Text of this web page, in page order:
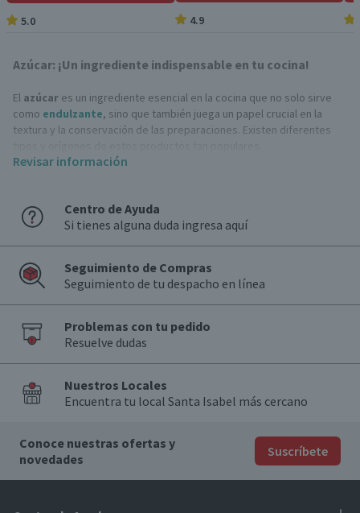
5.0 4.9
Azúcar: ¡Un ingrediente indispensable en tu cocina!
El azúcar es un ingrediente esencial en la cocina que no solo sirve
como endulzante, sino que también juega un papel crucial en la
textura y la conservación de las preparaciones. Existen diferentes
de azúcar o de la remolacha azucarera. Su textura fina permite una
disolución rápida y uniforme.
Morena: Tiene un color café debido a la presencia de melaza. Aporta
excelente para preparargalletas, pasteles y salsas.
Azúcar flor: Se utiliza principalmente para glaseado, coberturas y
decoraciones. Su textura ultra fina permite que se disuelva
completamente, creando una superficie suave y brillante en tortas y
dulces.
o la sucralosa.
: Utiliza
blanca para preparar tartas,
galletas y brownies. Su capacidad para disolverse fácilmente
garantiza una textura suave y un sabor equilibrado en tus dulces.
Bebidas endulzadas: Añadeazúcarblanca o morena a tus bebidas
Revisar información
Centro de Ayuda
Si tienes alguna duda ingresa aquí
Seguimiento de Compras
Seguimiento de tu despacho en línea
Problemas con tu pedido
Resuelve dudas
Nuestros Locales
Encuentra tu local Santa Isabel más cercano
Conoce nuestras ofertas y
novedades
Suscríbete